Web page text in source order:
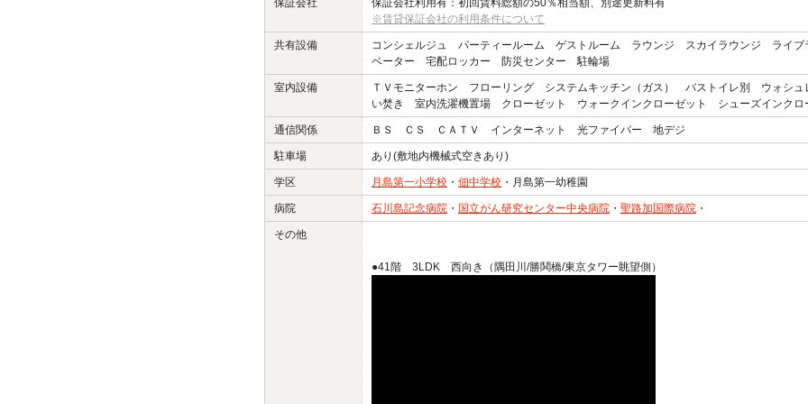
保証会社
保証会社利用有：初回賃料総額の50％相当額、別途更新料有
※賃貸保証会社の利用条件について
共有設備
コンシェルジュ パーティールーム ゲストルーム ラウンジ スカイラウンジ ライ
ベーター 宅配ロッカー 防災センター 駐輪場
室内設備
ＴＶモニターホン フローリング システムキッチン（ガス） バストイレ別 ウォ
い焚き 室内洗濯機置場 クローゼット ウォークインクローゼット シューズイン
通信関係 ＢＳ ＣＳ ＣＡＴＶ インターネット 光ファイバー 地デジ
駐車場 あり(敷地内機械式空きあり)
学区 月島第一小学校 ・ 佃中学校 ・月島第一幼稚園
病院 石川島記念病院 ・ 国立がん研究センター中央病院 ・ 聖路加国際病院 ・
その他
●41階 3LDK 西向き（隅田川/勝鬨橋/東京タワー眺望側）